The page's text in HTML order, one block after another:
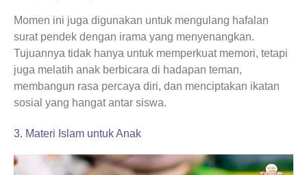
Momen ini juga digunakan untuk mengulang hafalan
surat pendek dengan irama yang menyenangkan.
Tujuannya tidak hanya untuk memperkuat memori, tetapi
juga melatih anak berbicara di hadapan teman,
membangun rasa percaya diri, dan menciptakan ikatan
sosial yang hangat antar siswa.
3. Materi Islam untuk Anak